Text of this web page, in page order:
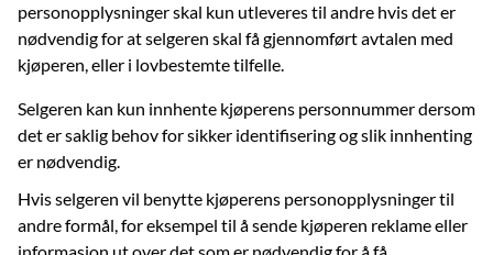
personopplysninger skal kun utleveres til andre hvis det er
nødvendig for at selgeren skal få gjennomført avtalen med
kjøperen, eller i lovbestemte tilfelle.
Selgeren kan kun innhente kjøperens personnummer dersom
det er saklig behov for sikker identifisering og slik innhenting
er nødvendig.
Hvis selgeren vil benytte kjøperens personopplysninger til
andre formål, for eksempel til å sende kjøperen reklame eller